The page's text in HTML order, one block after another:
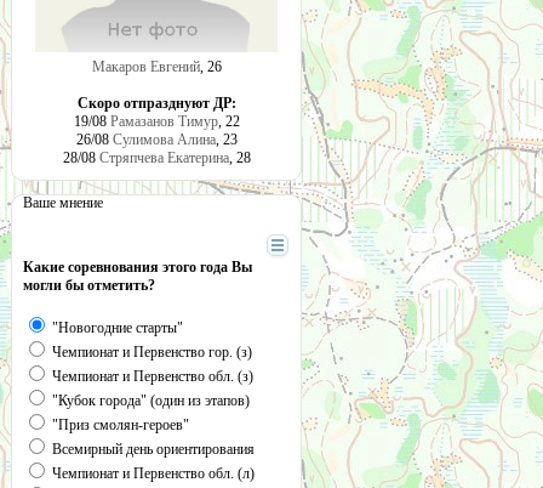
Макаров Евгений, 26
Скоро отпразднуют ДР:
19/08 Рамазанов Тимур, 22
26/08 Сулимова Алина, 23
28/08 Стряпчева Екатерина, 28
Ваше мнение
Какие соревнования этого года Вы
могли бы отметить?
"Новогодние старты"
Чемпионат и Первенство гор. (з)
Чемпионат и Первенство обл. (з)
"Кубок города" (один из этапов)
"Приз смолян-героев"
Всемирный день ориентирования
Чемпионат и Первенство обл. (л)